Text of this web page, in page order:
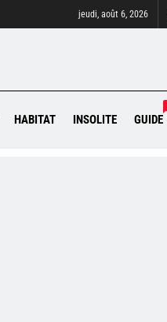
jeudi, août 6, 2026
HABITAT INSOLITE GUIDE